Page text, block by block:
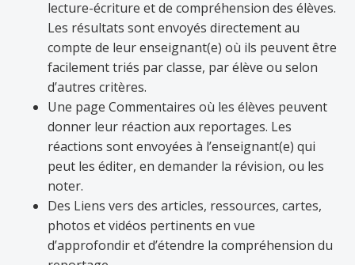
lecture-écriture et de compréhension des élèves.
Les résultats sont envoyés directement au
compte de leur enseignant(e) où ils peuvent être
facilement triés par classe, par élève ou selon
d’autres critères.
Une page Commentaires où les élèves peuvent
donner leur réaction aux reportages. Les
réactions sont envoyées à l’enseignant(e) qui
peut les éditer, en demander la révision, ou les
noter.
Des Liens vers des articles, ressources, cartes,
photos et vidéos pertinents en vue
d’approfondir et d’étendre la compréhension du